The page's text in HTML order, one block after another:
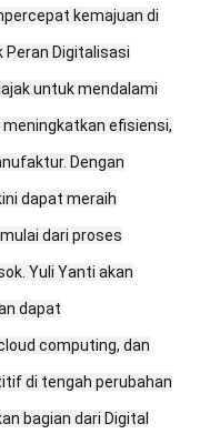
kemajuan di
Peran Digitalisasi
untuk mendalami
efisiensi,
Dengan
dapat meraih
dari proses
Yuli Yanti akan
dapat
computing, dan
di tengah perubahan
bagian dari Digital